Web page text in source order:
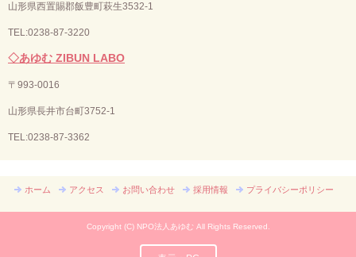
山形県西置賜郡飯豊町萩生3532-1
TEL:0238-87-3220
◇あゆむ ZIBUN LABO
〒 993-0016
山形県長井市台町3752-1
TEL:0238-87-3362
ホーム アクセス お問い合わせ 採用情報 プライバシーポリシー
Copyright (C) NPO法人あゆむ All Rights Reserved.